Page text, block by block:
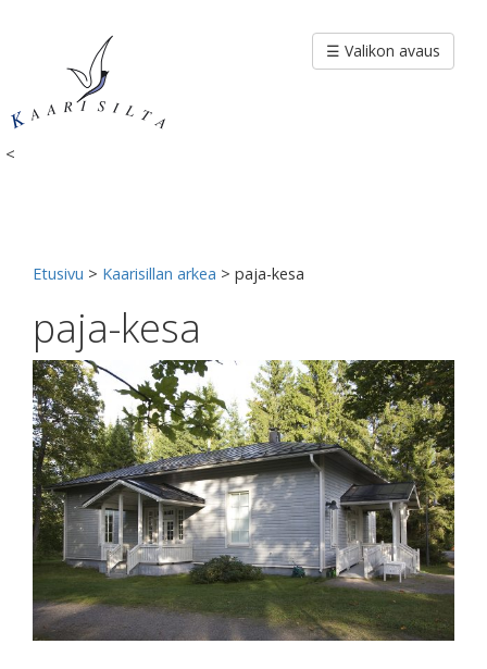
<
☰ Valikon avaus
Etusivu > Kaarisillan arkea > paja-kesa
paja-kesa